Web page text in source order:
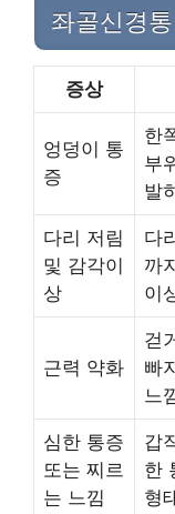
좌골신경
증상
엉덩이 통
증
한
부
발
다리 저림
및 감각이
상
다
까
이
근력 약화
걷
빠
느
심한 통증
또는 찌르
는 느낌
갑
한
형